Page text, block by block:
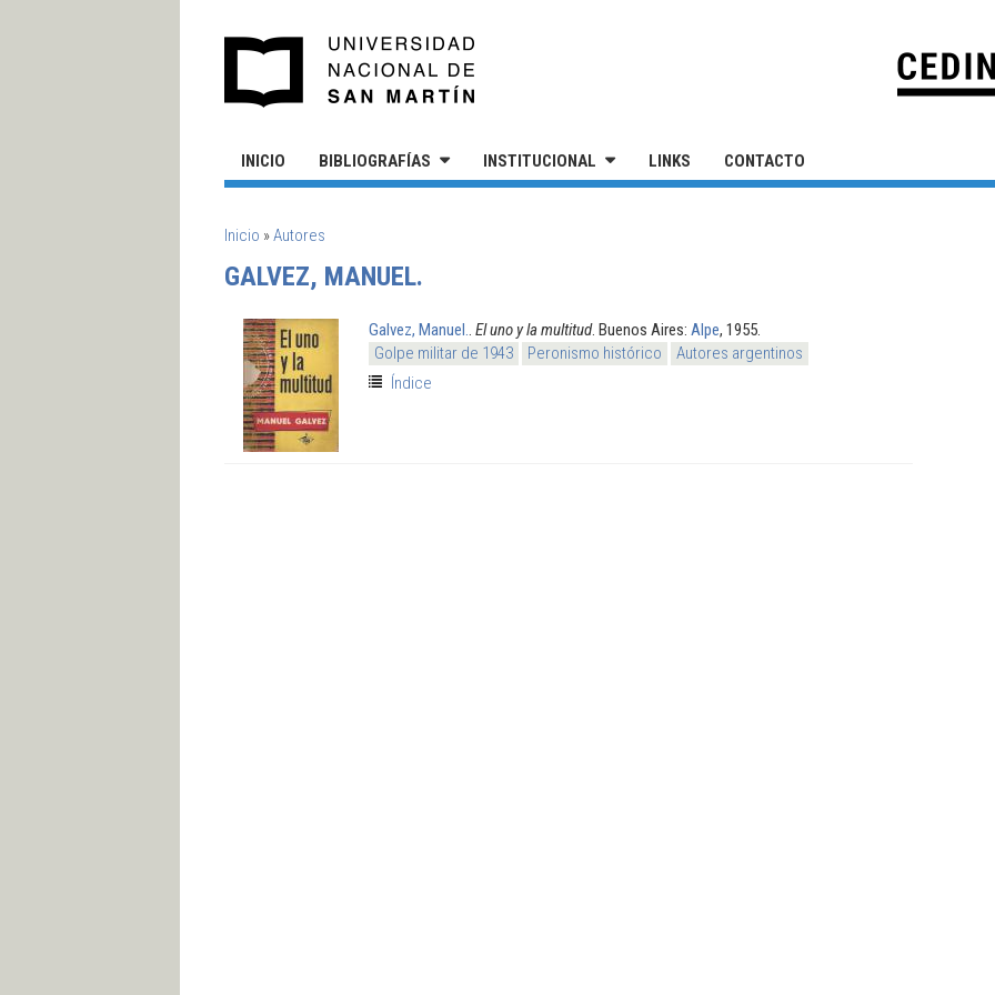
INICIO BIBLIOGRAFÍAS INSTITUCIONAL LINKS CONTACTO
SE ENCUENTRA USTED AQUÍ
Inicio »Autores
GALVEZ, MANUEL.
Galvez, Manuel. El uno y la multitud. Buenos Aires: Alpe, 1955.
Golpe militar de 1943
Peronismo histórico
Autores argentinos
Índice